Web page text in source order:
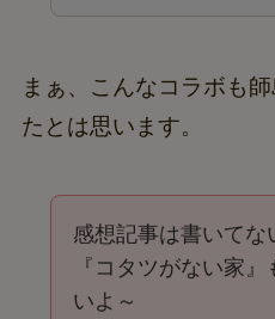
まぁ、こんなコラボも
たとは思います。
感想記事は書いてな
『コタツがない家
いよ～